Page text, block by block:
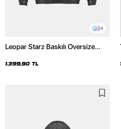
4
Leopar Starz Baskılı Oversize
Hoodie
1.399,90 TL